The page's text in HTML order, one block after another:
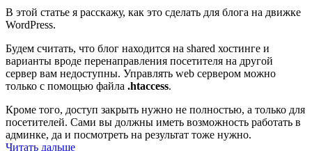
В этой статье я расскажу, как это сделать для блога на движке
WordPress.
Будем считать, что блог находится на shared хостинге и
варианты вроде перенаправления посетителя на другой
сервер вам недоступны. Управлять web сервером можно
только с помощью файла .htaccess.
Кроме того, доступ закрыть нужно не полностью, а только для
посетителей. Сами вы должны иметь возможность работать в
админке, да и посмотреть на результат тоже нужно.
Читать дальше